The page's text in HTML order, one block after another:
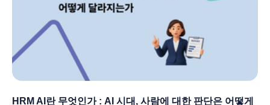
HRM AI란 무엇인가 : AI 시대, 사람에 대한 판단은 어떻게